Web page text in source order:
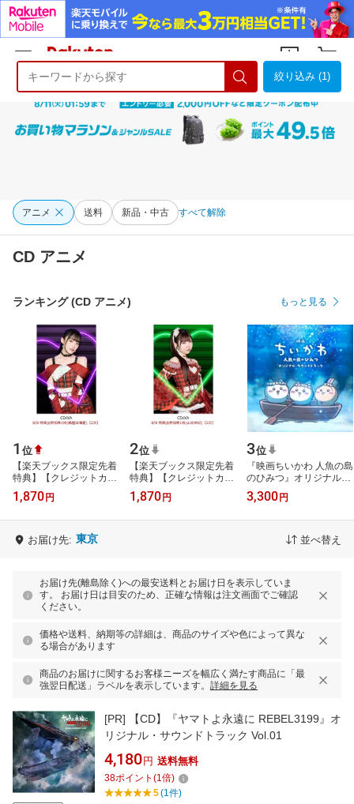
ようこそ 楽天市場へ ログイン
絞り込み (1)
アニメ 送料 新品・中古 すべて解除
CD アニメ
ランキング (CD アニメ) もっと見る
1 位
【楽天ブックス限定先着
特典】【クレジットカー
ド決済限定】【イベント
対象】Welcome to あざ
1,870 円
2位
【楽天ブックス限定先着
特典】【クレジットカー
ド決済限定】【イベント
対象】Welcome to あざ
1,870 円
3位
『映画ちいかわ 人魚の島
のひみつ』オリジナル・
サウンドトラック [ トク
マルシューゴ／上水樽力
3,300 円
お届け先: 東京 並べ替え
お届け先(離島除く)への最安送料とお届け日を表示していま
す。 お届け日は目安のため、正確な情報は注文画面でご確認
ください。
価格や送料、納期等の詳細は、商品のサイズや色によって異な
る場合があります
商品のお届けに関するお客様ニーズを幅広く満たす商品に「最
強翌日配送」ラベルを表示しています。 詳細を見る
[PR]
【CD】『ヤマトよ永遠に REBEL3199』オ
リジナル・サウンドトラック Vol.01
4,180 円 送料無料
38ポイント (1倍)
5(1件)